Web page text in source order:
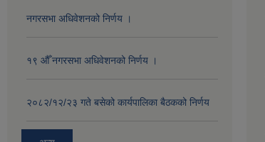
नगरसभा अधिवेशनको निर्णय ।
१९ औँ नगरसभा अधिवेशनको निर्णय ।
२०८२/१२/२३ गते बसेको कार्यपालिका बैठकको निर्णय